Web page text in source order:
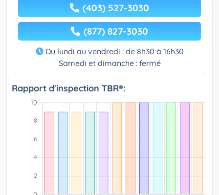
(403) 527-3030
(877) 827-3030
Du lundi au vendredi : de 8h30 à 16h30
Samedi et dimanche : fermé
Rapport d'inspection TBR®: